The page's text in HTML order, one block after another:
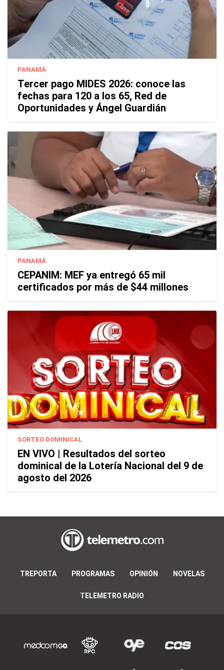
PANAMÁ
Tercer pago MIDES 2026: conoce las
fechas para 120 a los 65, Red de
Oportunidades y Ángel Guardián
PANAMÁ
CEPANIM: MEF ya entregó 65 mil
certificados por más de $44 millones
SORTEO DOMINICAL
EN VIVO | Resultados del sorteo
dominical de la Lotería Nacional del 9 de
agosto del 2026
TREPORTA PROGRAMAS OPINIÓN NOVELAS
TELEMETRO RADIO